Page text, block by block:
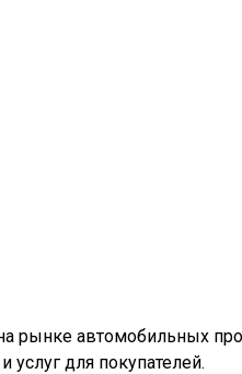
рынке автомобильных
для покупателей.